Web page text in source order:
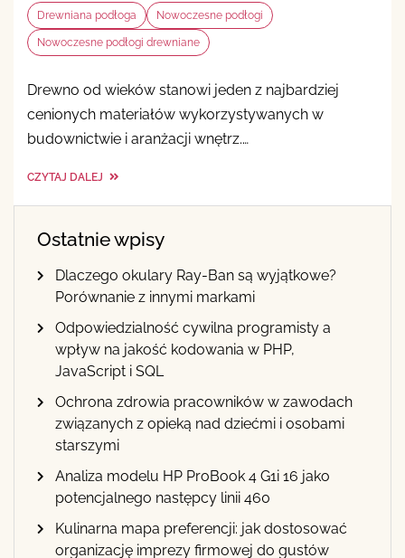
Drewniana podłoga Nowoczesne podłogi
Nowoczesne podłogi drewniane
Drewno od wieków stanowi jeden z najbardziej
cenionych materiałów wykorzystywanych w
budownictwie i aranżacji wnętrz.…
CZYTAJ DALEJ
Ostatnie wpisy
Dlaczego okulary Ray-Ban są wyjątkowe?
Porównanie z innymi markami
Odpowiedzialność cywilna programisty a
wpływ na jakość kodowania w PHP,
JavaScript i SQL
Ochrona zdrowia pracowników w zawodach
związanych z opieką nad dziećmi i osobami
starszymi
Analiza modelu HP ProBook 4 G1i 16 jako
potencjalnego następcy linii 460
Kulinarna mapa preferencji: jak dostosować
organizację imprezy firmowej do gustów